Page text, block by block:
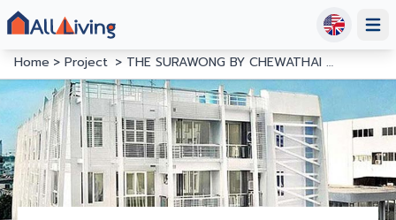
Home
Project THE SURAWONG BY CHEWATHAI HUP SOON